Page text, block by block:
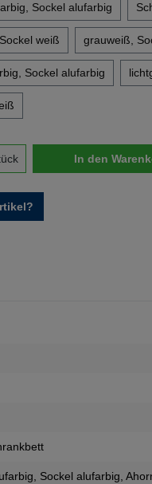
Sockel alufarbig
weiß grauweiß,
Sockel alufarbig
Gib den
In den
Sockel alufarbig,